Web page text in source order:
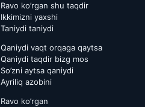
Ravo ko’rgan shu taqdir
Ikkimizni yaxshi
Taniydi taniydi
Qaniydi vaqt orqaga qaytsa
Qaniydi taqdir bizg mos
So’zni aytsa qaniydi
Ayriliq azobini
Ravo ko’rgan